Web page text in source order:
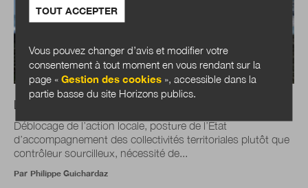
Loi Littoral : un nouvel équilibre à trouver
Déblocage de l’action locale, posture de l’État
d’accompagnement des collectivités territoriales plutôt que
contrôleur sourcilleux, nécessité de...
Par Philippe Guichardaz
TOUT ACCEPTER
Vous pouvez changer d’avis et modifier votre
consentement à tout moment en vous rendant sur la
page «Gestion des cookies », accessible dans la
partie basse du site Horizons publics.